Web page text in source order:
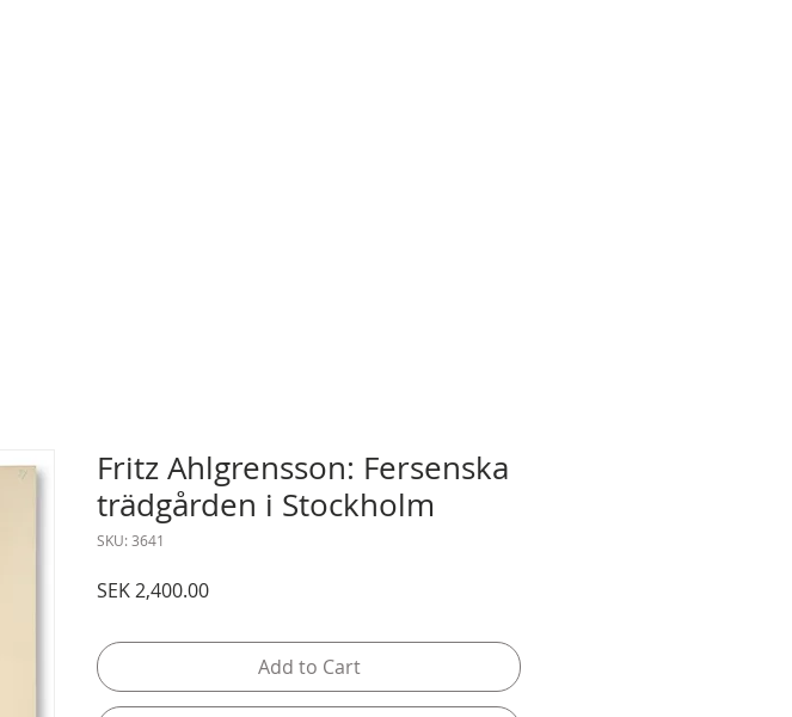
Fritz Ahlgrensson: Fersenska
trädgården i Stockholm
SKU: 3641
SEK 2,400.00Price
Add to Cart